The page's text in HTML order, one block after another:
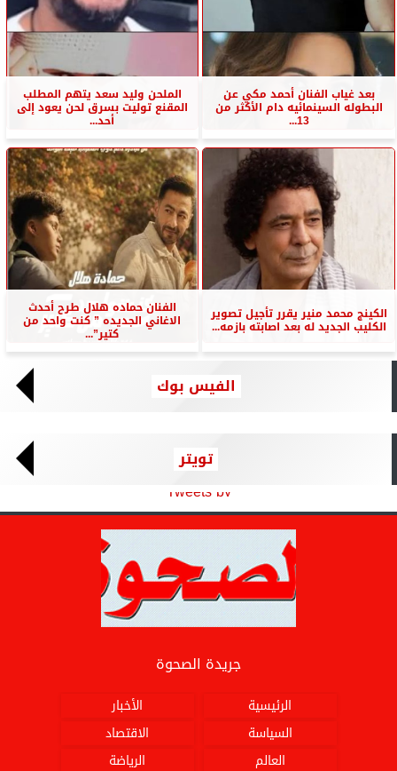
بعد غياب الفنان أحمد مكي عن
البطوله السينمائيه دام الأكثر من
13...
الملحن وليد سعد يتهم المطلب
المقنع توليت بسرق لحن يعود إلى
أحد...
الكينج محمد منير يقرر تأجيل تصوير
الكليب الجديد له بعد اصابته بازمه...
الفنان حماده هلال طرح أحدث
الاغاني الجديده ” كنت واحد من
كتير”...
الفيس بوك
تويتر
Tweets by
جريدة الصحوة
الرئيسية
الأخبار
السياسة
الاقتصاد
العالم
الرياضة